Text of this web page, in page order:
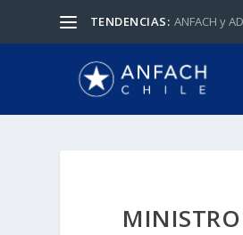
TENDENCIAS: ANFACH y
MINISTRO